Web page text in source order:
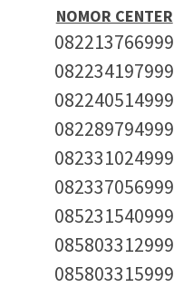
NOMOR CENTER
082213766999
082234197999
082240514999
082289794999
082331024999
082337056999
085231540999
085803312999
085803315999